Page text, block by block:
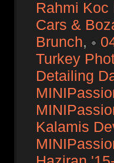
Rahmi Koc
Cars &
Brunch,
Turkey
Detailing
Kalamis